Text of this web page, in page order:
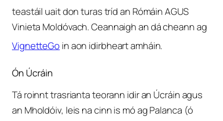
teastáil uait don turas tríd an Rómáin AGUS
Vinieta Moldóvach. Ceannaigh an dá cheann ag
VignetteGo in aon idirbheart amháin.
Ón Úcráin
Tá roinnt trasrianta teorann idir an Úcráin agus
an Mholdóiv, leis na cinn is mó ag Palanca (ó